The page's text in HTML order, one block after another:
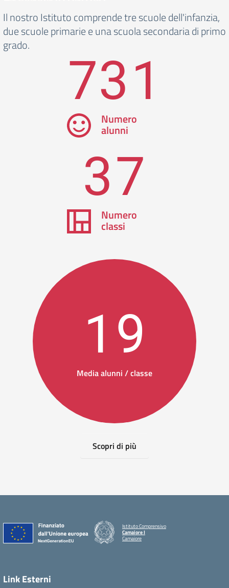
Il nostro Istituto comprende tre scuole dell'infanzia,
due scuole primarie e una scuola secondaria di primo
grado.
731
Numero
alunni
37
Numero
classi
19
Media alunni / classe
Scopri di più
Istituto Comprensivo
Camaiore I
Camaiore
Link Esterni